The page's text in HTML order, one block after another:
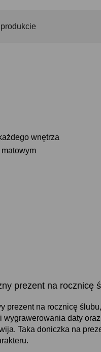
wnętrza
prezent na rocznicę
prezent na rocznicę
daty
Taka doniczka na